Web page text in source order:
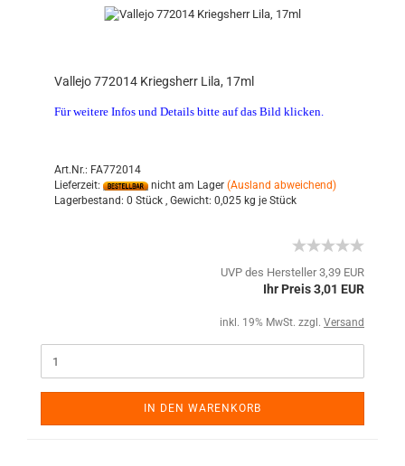
Vallejo 772014 Kriegsherr Lila, 17ml
Für weitere Infos und Details bitte auf das Bild klicken.
Art.Nr.: FA772014
Lieferzeit:
nicht am Lager (Ausland abweichend)
Lagerbestand: 0 Stück , Gewicht: 0,025 kg je Stück
UVP des Hersteller 3,39 EUR
Ihr Preis 3,01 EUR
inkl. 19% MwSt. zzgl. Versand
IN DEN WARENKORB